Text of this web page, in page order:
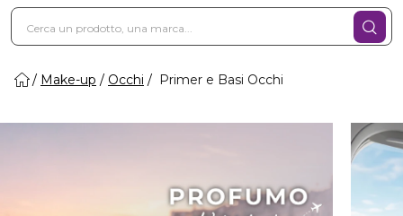
Make-up Occhi Primer e Basi Occhi